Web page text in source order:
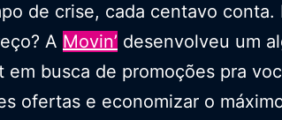
de crise, cada centavo
A Movin’ desenvolveu um
em busca de promoções pra
ofertas e economizar o